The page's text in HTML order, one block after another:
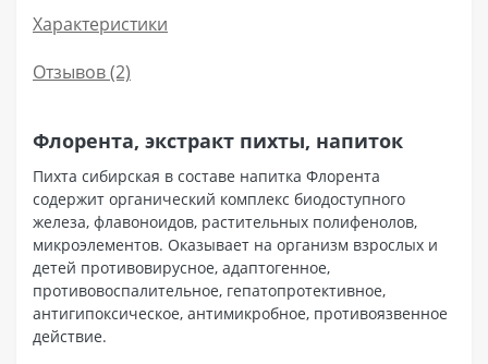
Характеристики
Отзывов (2)
Флорента, экстракт пихты, напиток
Пихта сибирская в составе напитка Флорента
содержит органический комплекс биодоступного
железа, флавоноидов, растительных полифенолов,
микроэлементов. Оказывает на организм взрослых и
детей противовирусное, адаптогенное,
противовоспалительное, гепатопротективное,
антигипоксическое, антимикробное, противоязвенное
действие.